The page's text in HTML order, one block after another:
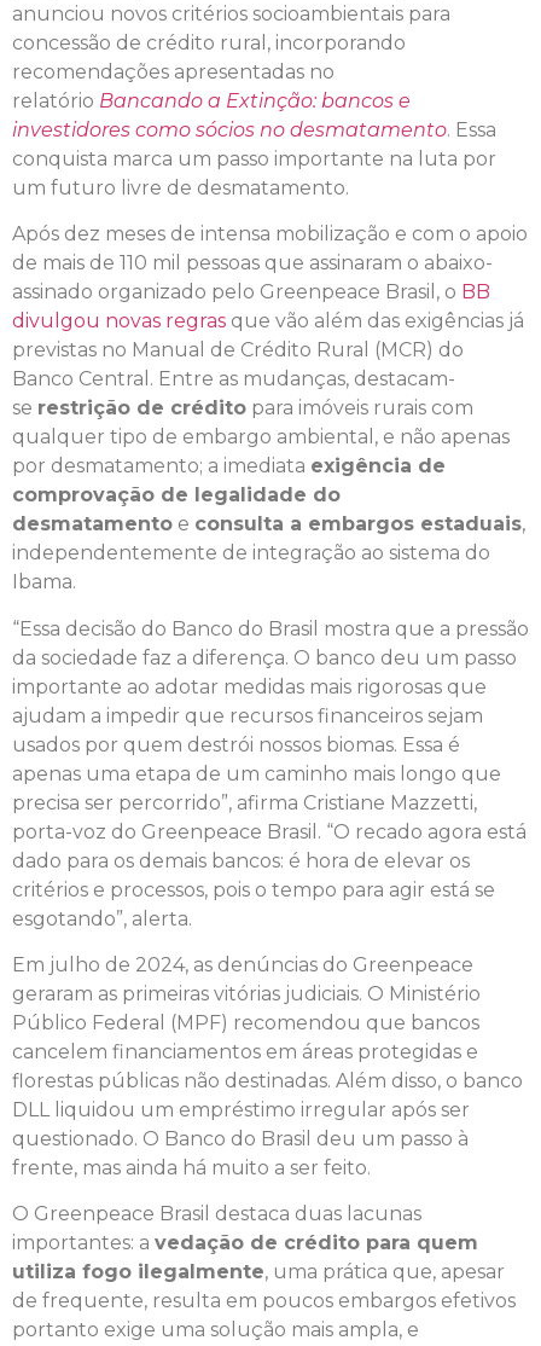
anunciou novos critérios socioambientais para
concessão de crédito rural, incorporando
recomendações apresentadas no
relatório Bancando a Extinção: bancos e
investidores como sócios no desmatamento. Essa
conquista marca um passo importante na luta por
um futuro livre de desmatamento.
Após dez meses de intensa mobilização e com o apoio
de mais de 110 mil pessoas que assinaram o abaixo-
assinado organizado pelo Greenpeace Brasil, o BB
divulgou novas regras que vão além das exigências já
previstas no Manual de Crédito Rural (MCR) do
Banco Central. Entre as mudanças, destacam-
se restrição de crédito para imóveis rurais com
qualquer tipo de embargo ambiental, e não apenas
por desmatamento; a imediata exigência de
comprovação de legalidade do
desmatamento e consulta a embargos estaduais,
independentemente de integração ao sistema do
Ibama.
“Essa decisão do Banco do Brasil mostra que a pressão
da sociedade faz a diferença. O banco deu um passo
importante ao adotar medidas mais rigorosas que
ajudam a impedir que recursos financeiros sejam
usados por quem destrói nossos biomas. Essa é
apenas uma etapa de um caminho mais longo que
precisa ser percorrido”, afirma Cristiane Mazzetti,
porta-voz do Greenpeace Brasil. “O recado agora está
dado para os demais bancos: é hora de elevar os
critérios e processos, pois o tempo para agir está se
esgotando”, alerta.
Em julho de 2024, as denúncias do Greenpeace
geraram as primeiras vitórias judiciais. O Ministério
Público Federal (MPF) recomendou que bancos
cancelem financiamentos em áreas protegidas e
florestas públicas não destinadas. Além disso, o banco
DLL liquidou um empréstimo irregular após ser
questionado. O Banco do Brasil deu um passo à
frente, mas ainda há muito a ser feito.
O Greenpeace Brasil destaca duas lacunas
importantes: a vedação de crédito para quem
utiliza fogo ilegalmente, uma prática que, apesar
de frequente, resulta em poucos embargos efetivos
portanto exige uma solução mais ampla, e